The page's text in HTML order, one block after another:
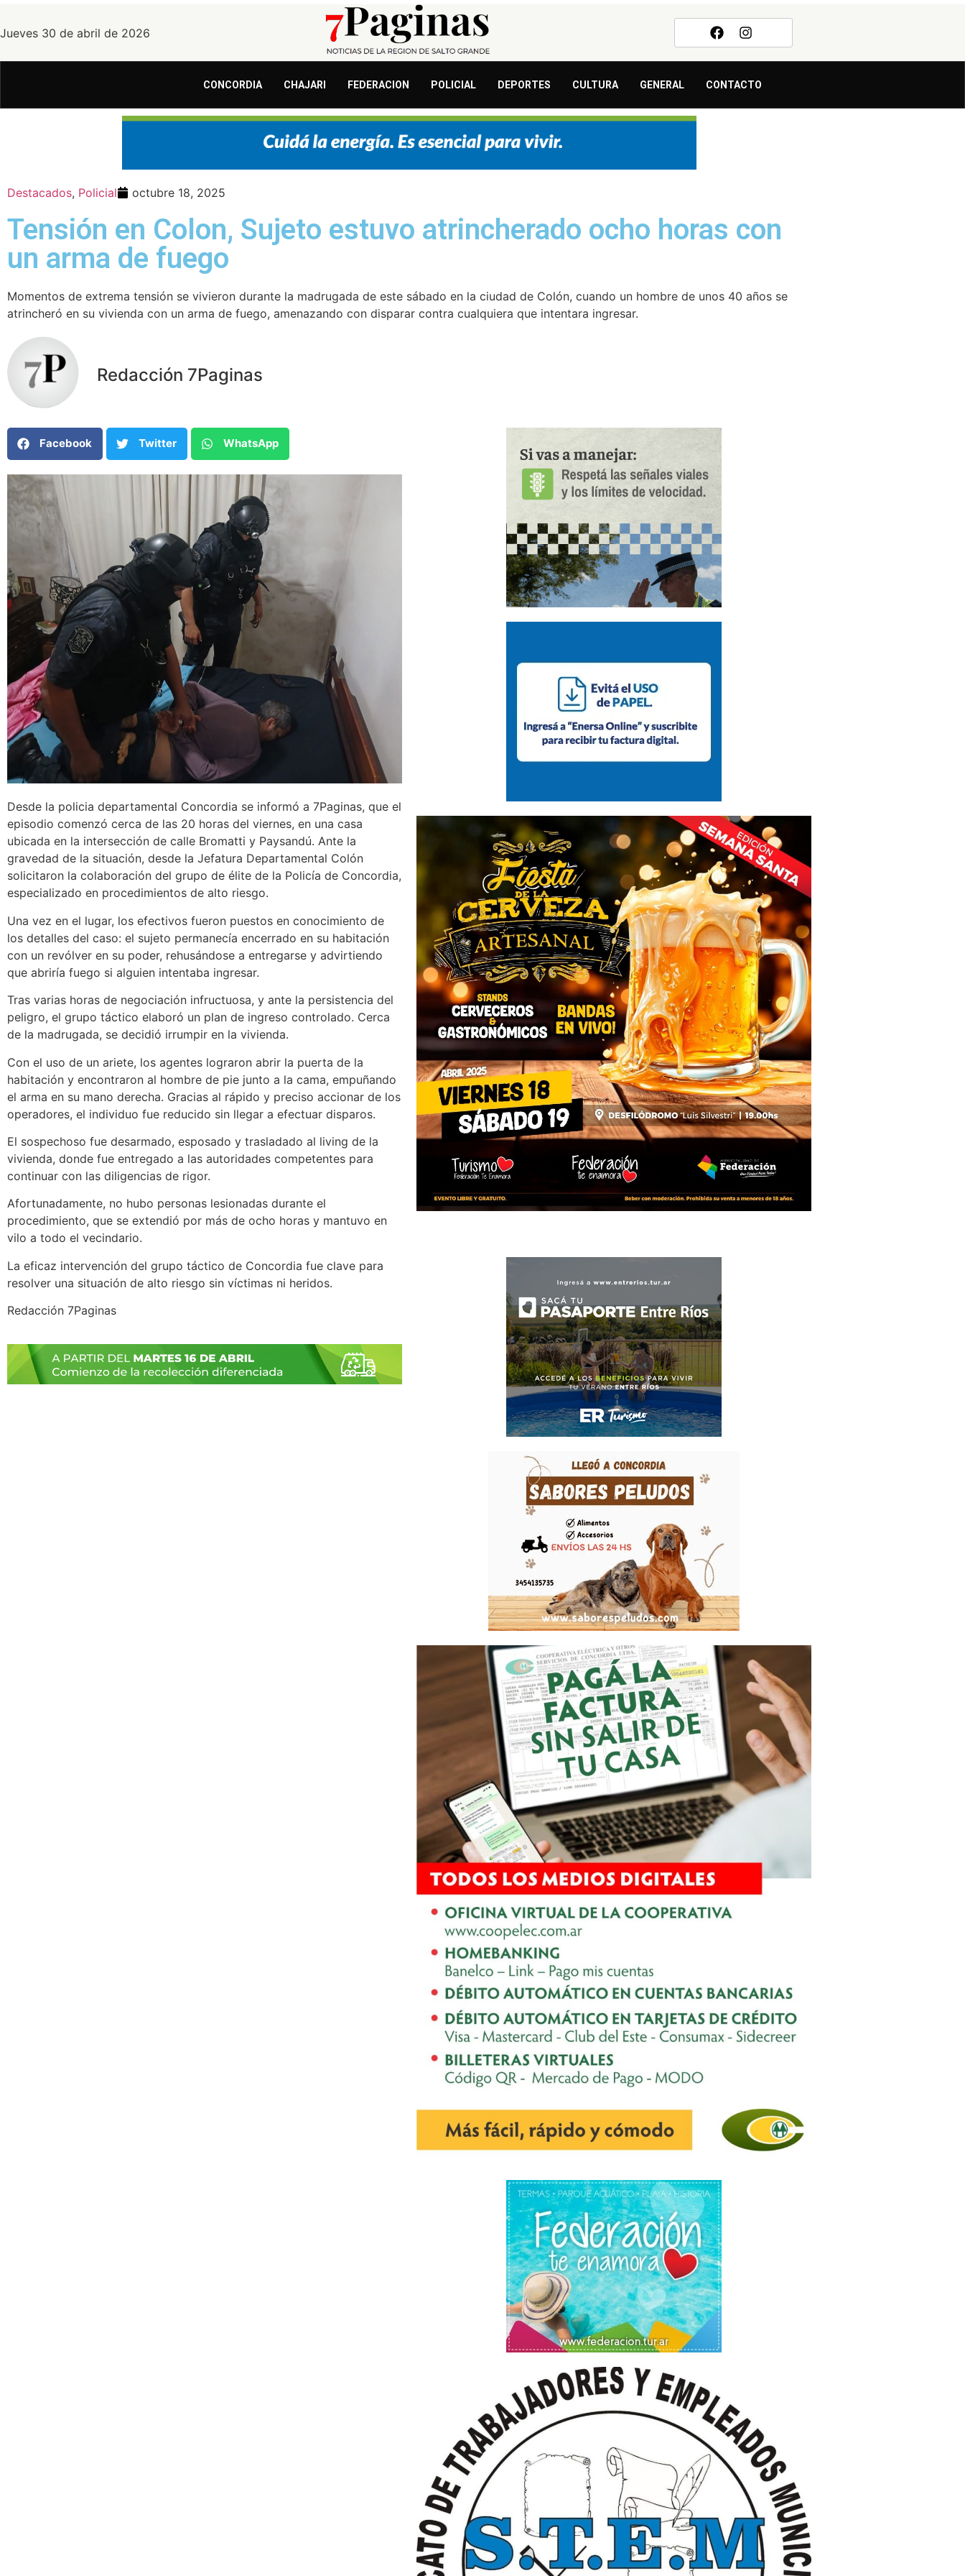
Jueves 30 de abril de 2026
CONCORDIA CHAJARI FEDERACION POLICIAL DEPORTES CULTURA GENERAL CONTACTO
Destacados, Policial octubre 18, 2025
Tensión en Colon, Sujeto estuvo atrincherado ocho horas con
un arma de fuego
Momentos de extrema tensión se vivieron durante la madrugada de este sábado en la ciudad de Colón, cuando un hombre de unos 40 años se
atrincheró en su vivienda con un arma de fuego, amenazando con disparar contra cualquiera que intentara ingresar.
Redacción 7Paginas
Facebook Twitter WhatsApp
Desde la policia departamental Concordia se informó a 7Paginas, que el
episodio comenzó cerca de las 20 horas del viernes, en una casa
ubicada en la intersección de calle Bromatti y Paysandú. Ante la
gravedad de la situación, desde la Jefatura Departamental Colón
solicitaron la colaboración del grupo de élite de la Policía de Concordia,
especializado en procedimientos de alto riesgo.
Una vez en el lugar, los efectivos fueron puestos en conocimiento de
los detalles del caso: el sujeto permanecía encerrado en su habitación
con un revólver en su poder, rehusándose a entregarse y advirtiendo
que abriría fuego si alguien intentaba ingresar.
Tras varias horas de negociación infructuosa, y ante la persistencia del
peligro, el grupo táctico elaboró un plan de ingreso controlado. Cerca
de la madrugada, se decidió irrumpir en la vivienda.
Con el uso de un ariete, los agentes lograron abrir la puerta de la
habitación y encontraron al hombre de pie junto a la cama, empuñando
el arma en su mano derecha. Gracias al rápido y preciso accionar de los
operadores, el individuo fue reducido sin llegar a efectuar disparos.
El sospechoso fue desarmado, esposado y trasladado al living de la
vivienda, donde fue entregado a las autoridades competentes para
continuar con las diligencias de rigor.
Afortunadamente, no hubo personas lesionadas durante el
procedimiento, que se extendió por más de ocho horas y mantuvo en
vilo a todo el vecindario.
La eficaz intervención del grupo táctico de Concordia fue clave para
resolver una situación de alto riesgo sin víctimas ni heridos.
Redacción 7Paginas